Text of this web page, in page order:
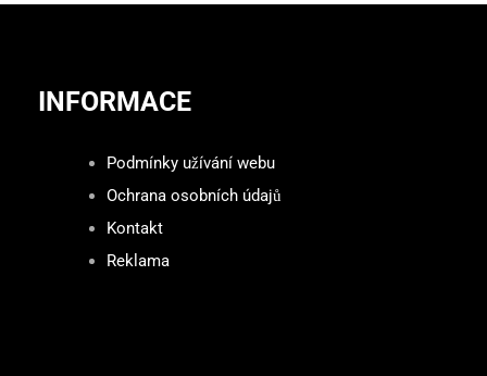
INFORMACE
Podmínky užívání webu
Ochrana osobních údajů
Kontakt
Reklama